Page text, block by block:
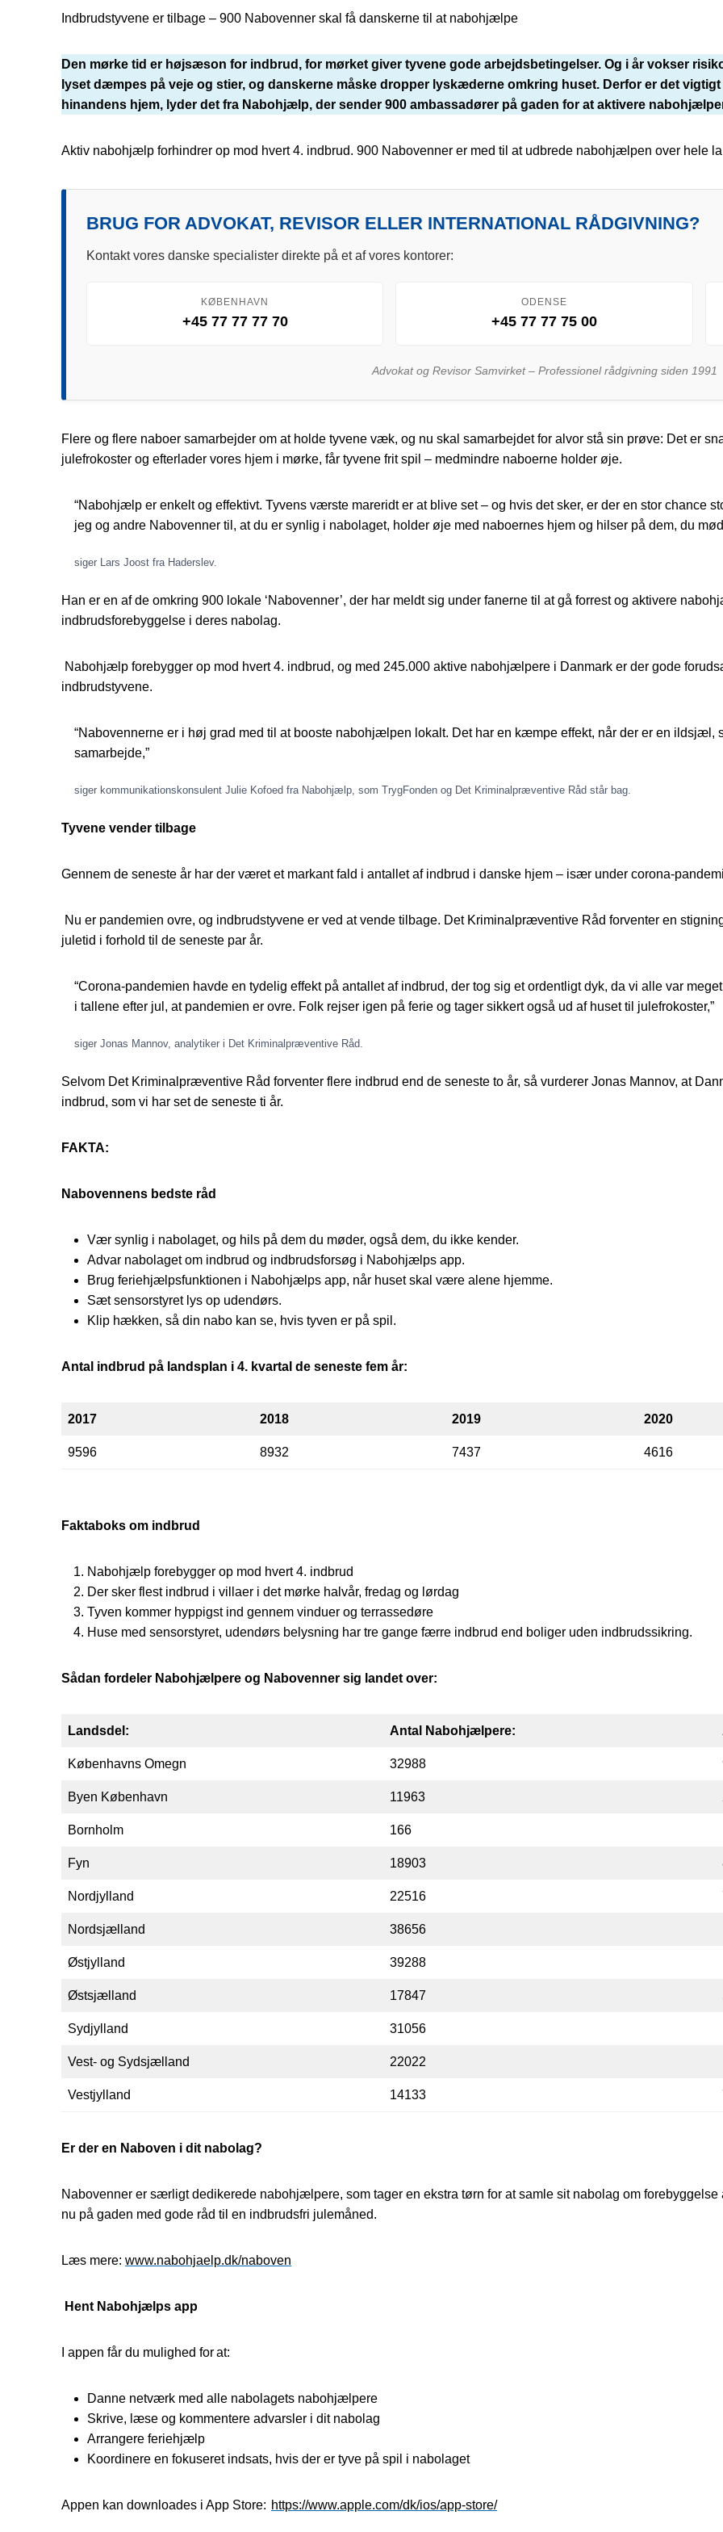
Indbrudstyvene er tilbage – 900 Nabovenner skal få danskerne til at nabohjælpe
Den mørke tid er højsæson for indbrud, for mørket giver tyvene gode arbejdsbetingelser. Og i år vokser
lyset dæmpes på veje og stier, og danskerne måske dropper lyskæderne omkring huset. Derfor er det
hinandens hjem, lyder det fra Nabohjælp, der sender 900 ambassadører på gaden for at aktivere
Aktiv nabohjælp forhindrer op mod hvert 4. indbrud. 900 Nabovenner er med til at udbrede nabohjælpen over hele
BRUG FOR ADVOKAT, REVISOR ELLER INTERNATIONAL RÅDGIVNING?
Kontakt vores danske specialister direkte på et af vores kontorer:
KØBENHAVN
+45 77 77 77 70
ODENSE
+45 77 77 75 00
Advokat og Revisor Samvirket – Professionel rådgivning siden 1991
Flere og flere naboer samarbejder om at holde tyvene væk, og nu skal samarbejdet for alvor stå sin prøve: Det er
julefrokoster og efterlader vores hjem i mørke, får tyvene frit spil – medmindre naboerne holder øje.
“Nabohjælp er enkelt og effektivt. Tyvens værste mareridt er at blive set – og hvis det sker, er der en stor chance
jeg og andre Nabovenner til, at du er synlig i nabolaget, holder øje med naboernes hjem og hilser på dem, du
siger Lars Joost fra Haderslev.
Han er en af de omkring 900 lokale ‘Nabovenner’, der har meldt sig under fanerne til at gå forrest og aktivere
indbrudsforebyggelse i deres nabolag.
Nabohjælp forebygger op mod hvert 4. indbrud, og med 245.000 aktive nabohjælpere i Danmark er der gode
indbrudstyvene.
“Nabovennerne er i høj grad med til at booste nabohjælpen lokalt. Det har en kæmpe effekt, når der er en ildsjæl,
samarbejde,”
siger kommunikationskonsulent Julie Kofoed fra Nabohjælp, som TrygFonden og Det Kriminalpræventive Råd står bag.
Tyvene vender tilbage
Gennem de seneste år har der været et markant fald i antallet af indbrud i danske hjem – især under corona-
Nu er pandemien ovre, og indbrudstyvene er ved at vende tilbage. Det Kriminalpræventive Råd forventer en
juletid i forhold til de seneste par år.
“Corona-pandemien havde en tydelig effekt på antallet af indbrud, der tog sig et ordentligt dyk, da vi alle var
i tallene efter jul, at pandemien er ovre. Folk rejser igen på ferie og tager sikkert også ud af huset til julefrokoster,”
siger Jonas Mannov, analytiker i Det Kriminalpræventive Råd.
Selvom Det Kriminalpræventive Råd forventer flere indbrud end de seneste to år, så vurderer Jonas Mannov, at
indbrud, som vi har set de seneste ti år.
FAKTA:
Nabovennens bedste råd
Vær synlig i nabolaget, og hils på dem du møder, også dem, du ikke kender.
Advar nabolaget om indbrud og indbrudsforsøg i Nabohjælps app.
Brug feriehjælpsfunktionen i Nabohjælps app, når huset skal være alene hjemme.
Sæt sensorstyret lys op udendørs.
Klip hækken, så din nabo kan se, hvis tyven er på spil.
Antal indbrud på landsplan i 4. kvartal de seneste fem år:
2017 2018 2019 2020
9596 8932 7437 4616
Faktaboks om indbrud
Nabohjælp forebygger op mod hvert 4. indbrud
Der sker flest indbrud i villaer i det mørke halvår, fredag og lørdag
Tyven kommer hyppigst ind gennem vinduer og terrassedøre
Huse med sensorstyret, udendørs belysning har tre gange færre indbrud end boliger uden indbrudssikring.
Sådan fordeler Nabohjælpere og Nabovenner sig landet over:
Landsdel: Antal Nabohjælpere:
Københavns Omegn 32988
Byen København 11963
Bornholm 166
Fyn 18903
Nordjylland 22516
Nordsjælland 38656
Østjylland 39288
Østsjælland 17847
Sydjylland 31056
Vest- og Sydsjælland 22022
Vestjylland 14133
Er der en Naboven i dit nabolag?
Nabovenner er særligt dedikerede nabohjælpere, som tager en ekstra tørn for at samle sit nabolag om
nu på gaden med gode råd til en indbrudsfri julemåned.
Læs mere: www.nabohjaelp.dk/naboven
Hent Nabohjælps app
I appen får du mulighed for at:
Danne netværk med alle nabolagets nabohjælpere
Skrive, læse og kommentere advarsler i dit nabolag
Arrangere feriehjælp
Koordinere en fokuseret indsats, hvis der er tyve på spil i nabolaget
Appen kan downloades i App Store: https://www.apple.com/dk/ios/app-store/